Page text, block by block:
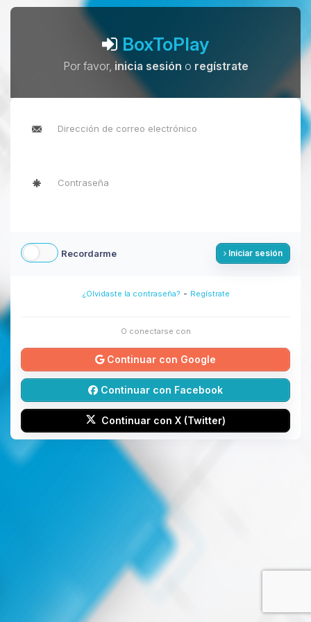
BoxToPlay
Por favor, inicia sesión o regístrate
Recordarme Iniciar sesión
¿Olvidaste la contraseña? - Regístrate
O conectarse con
Continuar con Google
Continuar con Facebook
Continuar con X (Twitter)